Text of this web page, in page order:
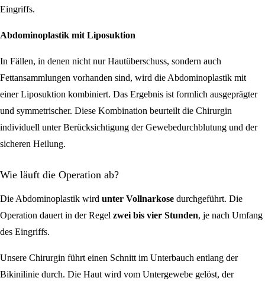
Eingriffs.
Abdominoplastik mit Liposuktion
In Fällen, in denen nicht nur Hautüberschuss, sondern auch
Fettansammlungen vorhanden sind, wird die Abdominoplastik mit
einer Liposuktion kombiniert. Das Ergebnis ist formlich ausgeprägter
und symmetrischer. Diese Kombination beurteilt die Chirurgin
individuell unter Berücksichtigung der Gewebedurchblutung und der
sicheren Heilung.
Wie läuft die Operation ab?
Die Abdominoplastik wird unter Vollnarkose durchgeführt. Die
Operation dauert in der Regel zwei bis vier Stunden, je nach Umfang
des Eingriffs.
Unsere Chirurgin führt einen Schnitt im Unterbauch entlang der
Bikinilinie durch. Die Haut wird vom Untergewebe gelöst, der